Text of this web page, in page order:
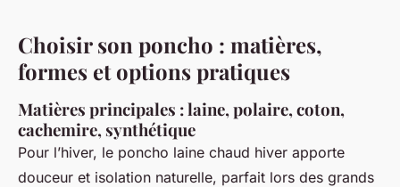
Choisir son poncho : matières,
formes et options pratiques
Matières principales : laine, polaire, coton,
cachemire, synthétique
Pour l’hiver, le poncho laine chaud hiver apporte
douceur et isolation naturelle, parfait lors des grands